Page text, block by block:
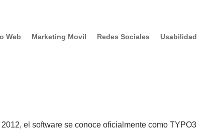
Web Marketing Movil Redes Sociales Usabilidad
el software se conoce oficialmente como TYPO3